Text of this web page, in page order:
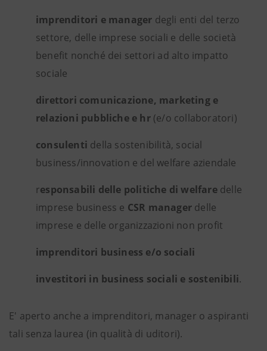
imprenditori e manager degli enti del terzo
settore, delle imprese sociali e delle società
benefit nonché dei settori ad alto impatto
sociale
direttori comunicazione, marketing e
relazioni pubbliche e hr(e/o collaboratori)
consulenti della sostenibilità, social
business/innovation e del welfare aziendale
responsabili delle politiche di welfaredelle
imprese business e CSR manager delle
imprese e delle organizzazioni non profit
imprenditori business e/o sociali
investitori in business sociali e sostenibili.
E' aperto anche a imprenditori, manager o aspiranti
tali senza laurea (in qualità di uditori).